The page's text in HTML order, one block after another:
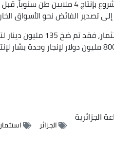
تصدير الفائض نحو الأسواق
أما على مستوى
الجزائرية
الجزائر